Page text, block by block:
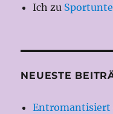
Ich zu
NEUESTE
Entromantisiert